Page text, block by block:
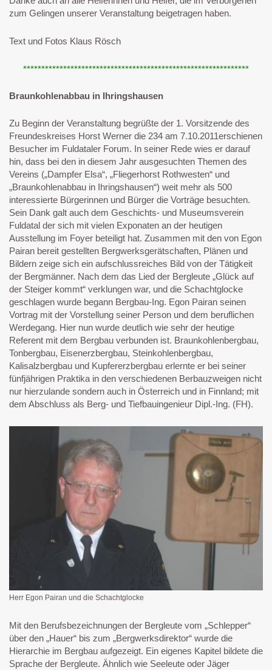
zum Gelingen unserer Veranstaltung beigetragen haben.
Text und Fotos Klaus Rösch
**************************************************************
Braunkohlenabbau in Ihringshausen
Zu Beginn der Veranstaltung begrüßte der 1. Vorsitzende des
Freundeskreises Horst Werner die 234 am 7.10.2011erschienen
Besucher im Fuldataler Forum. In seiner Rede wies er darauf
hin, dass bei den in diesem Jahr ausgesuchten Themen des
Vereins („Dampfer Elsa“, „Fliegerhorst Rothwesten“ und
„Braunkohlenabbau in Ihringshausen“) weit mehr als 500
interessierte Bürgerinnen und Bürger die Vorträge besuchten.
Sein Dank galt auch dem Geschichts- und Museumsverein
Fuldatal der sich mit vielen Exponaten an der heutigen
Ausstellung im Foyer beteiligt hat. Zusammen mit den von Egon
Pairan bereit gestellten Bergwerksgerätschaften, Plänen und
Bildern zeige sich ein aufschlussreiches Bild von der Tätigkeit
der Bergmänner. Nach dem das Lied der Bergleute „Glück auf
der Steiger kommt“ verklungen war, und die Schachtglocke
geschlagen wurde begann Bergbau-Ing. Egon Pairan seinen
Vortrag mit der Vorstellung seiner Person und dem beruflichen
Werdegang. Hier nun wurde deutlich wie sehr der heutige
Referent mit dem Bergbau verbunden ist. Braunkohlenbergbau,
Tonbergbau, Eisenerzbergbau, Steinkohlenbergbau,
Kalisalzbergbau und Kupfererzbergbau erlernte er bei seiner
fünfjährigen Praktika in den verschiedenen Berbauzweigen nicht
nur hierzulande sondern auch in Österreich und in Finnland; mit
dem Abschluss als Berg- und Tiefbauingenieur Dipl.-Ing. (FH).
Herr Egon Pairan und die Schachtglocke
Mit den Berufsbezeichnungen der Bergleute vom „Schlepper“
über den „Hauer“ bis zum „Bergwerksdirektor“ wurde die
Hierarchie im Bergbau aufgezeigt. Ein eigenes Kapitel bildete die
Sprache der Bergleute. Ähnlich wie Seeleute oder Jäger